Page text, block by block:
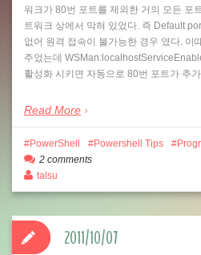
워크가 80번 포트를 제외한 거의 모든 포
트워크 상에서 막혀 있었다. 즉 Default
없어 원격 접속이 불가능한 경우 였다. 이
주었는데
활성화 시키면 자동으로 80번 포트가 추
Read More
PowerShell Powershell Tips
2 comments
talsu
2011/10/07